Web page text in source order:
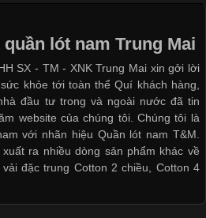
Phục Phổ Biến Nhất Hiện Nay
04-24 17:24:50
trang phục phổ biến nhất trong
tiện lợi, thoải mái và dễ phối đồ.
trang thường ngày, áo phông còn
ngành sản xuất may mặc, đặc
Hiện nay,
lót nam Trung Mai
SX - TM - XNK Trung Mai xin gởi lời
khỏe tới toàn thể Quí khách hàng,
đầu tư trong và ngoài nước đã tin
website của chúng tôi. Chúng tôi là
với nhãn hiệu Quần lót nam T&M.
ra nhiều dòng sản phẩm khác về
đặc trung Cotton 2 chiều, Cotton 4